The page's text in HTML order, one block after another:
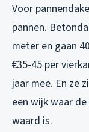
Voor
pannen.
meter en gaan
€35-45 per
jaar mee. En ze
een wijk waar
waard is.